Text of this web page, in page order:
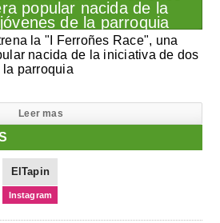
la "I Ferroñes Race", una
nacida de la iniciativa de dos
parroquia
Leer mas
ElTapin
Instagram